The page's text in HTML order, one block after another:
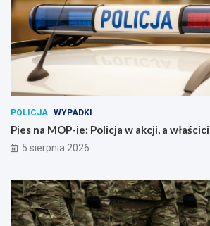
POLICJA WYPADKI
Pies na MOP-ie: Policja w akcji, a
5 sierpnia 2026